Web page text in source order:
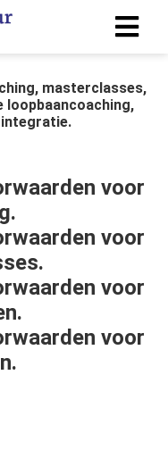
masterclasses,
loopbaancoaching,
voor
voor
voor
voor